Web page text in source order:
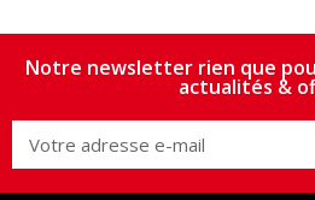
Notre newsletter rien que
actualités &